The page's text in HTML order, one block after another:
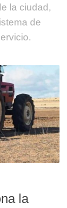
la ciudad,
de
la